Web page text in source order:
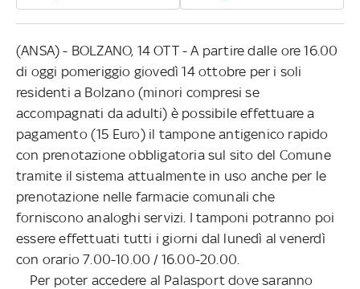
(ANSA) - BOLZANO, 14 OTT - A partire dalle ore 16.00
di oggi pomeriggio giovedì 14 ottobre per i soli
residenti a Bolzano (minori compresi se
accompagnati da adulti) è possibile effettuare a
pagamento (15 Euro) il tampone antigenico rapido
con prenotazione obbligatoria sul sito del Comune
tramite il sistema attualmente in uso anche per le
prenotazione nelle farmacie comunali che
forniscono analoghi servizi. I tamponi potranno poi
essere effettuati tutti i giorni dal lunedì al venerdì
con orario 7.00-10.00 / 16.00-20.00.
Per poter accedere al Palasport dove saranno